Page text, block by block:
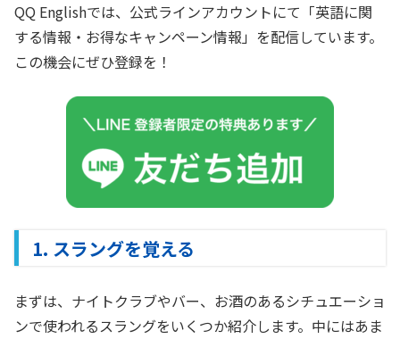
QQ Englishでは、公式ラインアカウントにて「英語に関
する情報・お得なキャンペーン情報」を配信しています。
この機会にぜひ登録を！
1. スラングを覚える
まずは、ナイトクラブやバー、お酒のあるシチュエーショ
ンで使われるスラングをいくつか紹介します。中にはあま